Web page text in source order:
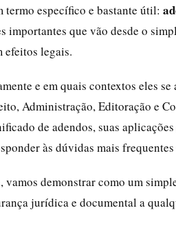
termo específico e bastante útil:
importantes que vão desde o
efeitos legais.
e em quais contextos eles se
Administração, Editoração e
de adendos, suas
às dúvidas mais
demonstrar como um
jurídica e documental a